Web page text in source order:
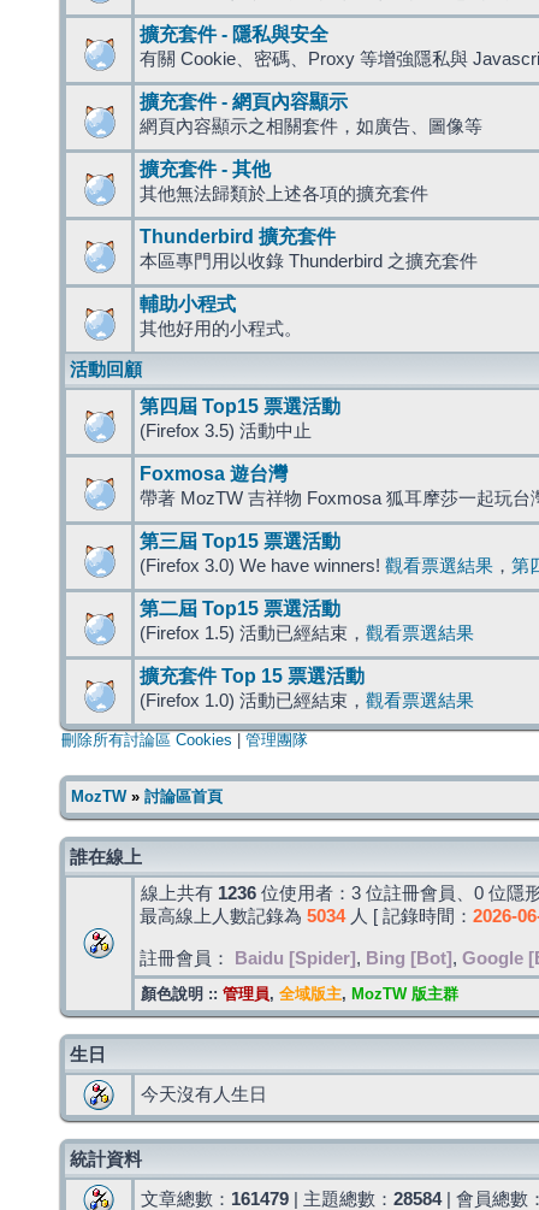
擴充套件 - 隱私與安全
有關 Cookie、密碼、Proxy 等增強隱私與
擴充套件 - 網頁內容顯示
網頁內容顯示之相關套件，如廣告、圖像等
擴充套件 - 其他
其他無法歸類於上述各項的擴充套件
Thunderbird 擴充套件
本區專門用以收錄 Thunderbird 之擴充套件
輔助小程式
其他好用的小程式。
活動回顧
第四屆 Top15 票選活動
(Firefox 3.5) 活動中止
Foxmosa 遊台灣
帶著 MozTW 吉祥物 Foxmosa 狐耳摩莎一起玩台
第三屆 Top15 票選活動
(Firefox 3.0) We have winners! 觀看票選結果 ， 第
第二屆 Top15 票選活動
(Firefox 1.5) 活動已經結束， 觀看票選結果
擴充套件 Top 15 票選活動
(Firefox 1.0) 活動已經結束， 觀看票選結果
刪除所有討論區 Cookies 管理團隊
MozTW» 討論區首頁
誰在線上
線上共有 1236 位使用者：3 位註冊會員、0 位隱
最高線上人數記錄為 5034人 [ 記錄時間： 2026-
註冊會員： Baidu [Spider] , Bing [Bot] , Google
顏色說明 :: 管理員, 全域版主, MozTW 版主群
生日
今天沒有人生日
統計資料
文章總數： 161479 | 主題總數： 28584| 會員總數